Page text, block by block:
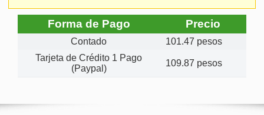
Forma de Pago Precio
Contado
101.47 pesos
Tarjeta de Crédito 1 Pago
(Paypal)
109.87 pesos